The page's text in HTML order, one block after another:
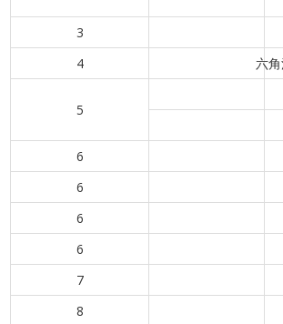
3
4
六
5
6
6
6
6
7
8